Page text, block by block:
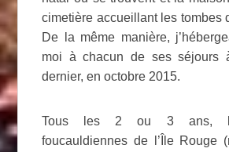
cimetière accueillant les tombes
De la même manière,
moi à chacun de ses séjours
dernier, en octobre 2015.
Tous les 2 ou 3 ans,
foucauldiennes de l’Île Rouge